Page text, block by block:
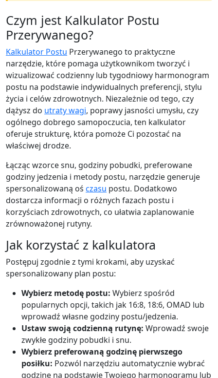
Czym jest Kalkulator Postu
Przerywanego?
Kalkulator Postu Przerywanego to praktyczne
narzędzie, które pomaga użytkownikom tworzyć i
wizualizować codzienny lub tygodniowy harmonogram
postu na podstawie indywidualnych preferencji, stylu
życia i celów zdrowotnych. Niezależnie od tego, czy
dążysz do utraty wagi, poprawy jasności umysłu, czy
ogólnego dobrego samopoczucia, ten kalkulator
oferuje strukturę, która pomoże Ci pozostać na
właściwej drodze.
Łącząc wzorce snu, godziny pobudki, preferowane
godziny jedzenia i metody postu, narzędzie generuje
spersonalizowaną oś czasu postu. Dodatkowo
dostarcza informacji o różnych fazach postu i
korzyściach zdrowotnych, co ułatwia zaplanowanie
zrównoważonej rutyny.
Jak korzystać z kalkulatora
Postępuj zgodnie z tymi krokami, aby uzyskać
spersonalizowany plan postu:
Wybierz metodę postu: Wybierz spośród
popularnych opcji, takich jak 16:8, 18:6, OMAD lub
wprowadź własne godziny postu/jedzenia.
Ustaw swoją codzienną rutynę: Wprowadź swoje
zwykłe godziny pobudki i snu.
Wybierz preferowaną godzinę pierwszego
posiłku: Pozwól narzędziu automatycznie wybrać
godzinę na podstawie Twojego harmonogramu lub